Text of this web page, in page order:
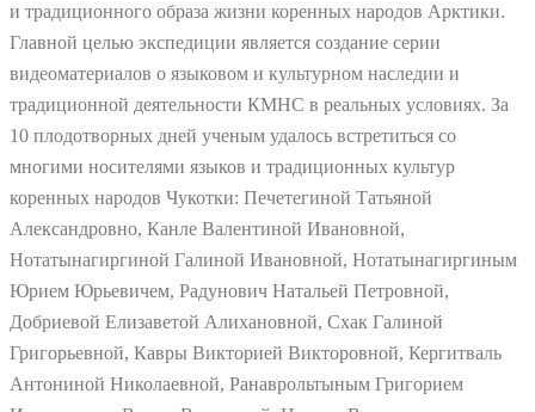
и традиционного образа жизни коренных народов Арктики.
Главной целью экспедиции является создание серии
видеоматериалов o языковом и культурном наследии и
традиционной деятельности КМНС в реальных условиях. За
10 плодотворных дней ученым удалось встретиться со
многими носителями языков и традиционных культур
коренных народов Чукотки: Печетегиной Татьяной
Александровно, Канле Валентиной Ивановной,
Нотатынагиргиной Галиной Ивановной, Нотатынагиргиным
Юрием Юрьевичем, Радунович Натальей Петровной,
Добриевой Елизаветой Алихановной, Схак Галиной
Григорьевной, Кавры Викторией Викторовной, Кергитваль
Антониной Николаевной, Ранаврольтыным Григорием